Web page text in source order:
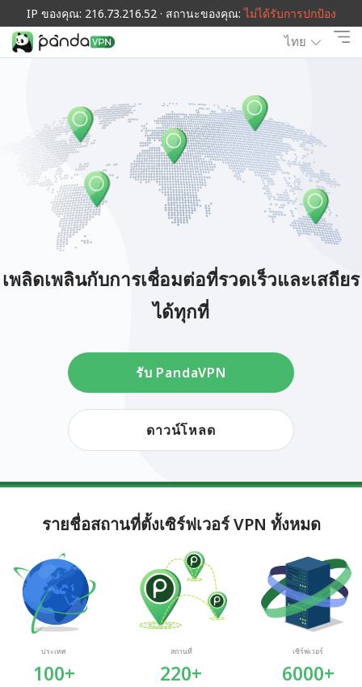
IP ของคุณ: 216.73.216.52 · สถานะของคุณ:ไม่ได้รับการปกป้อง
ไทย
เพลิดเพลินกับการเชื่อมต่อที่รวดเร็วและเสถียร
ได้ทุกที่
รับ PandaVPN
ดาวน์โหลด
รายชื่อสถานที่ตั้งเซิร์ฟเวอร์ VPN ทั้งหมด
ประเทศ
100+
สถานที่
220+
เซิร์ฟเวอร์
6000+